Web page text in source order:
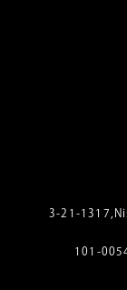
3-21-
101-